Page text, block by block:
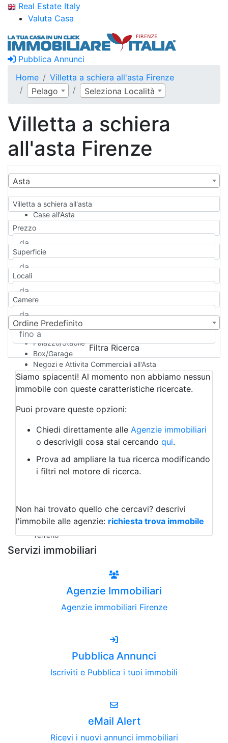
Real Estate Italy
Valuta Casa
Pubblica Annunci
Home
Villetta a schiera all'asta Firenze
Pelago
Seleziona Località
Villetta a schiera
all'asta Firenze
Asta
Villetta a schiera all'asta
Case all'Asta
Qualsiasi
Appartamento
Casa indipendente
Casa Semi-indipendente
Attico/Mansarda
Rustico/Casale
Camera d'Albergo
Multiproprietà
Palazzo/Stabile
Box/Garage
Negozi e Attivita Commerciali all'Asta
Qualsiasi
Attività/Licenza Commerciale
Azienda Agricola
Bar/Ristorante
Albergo
Laboratorio Artigianale
Negozio/locale commerciale
Agriturismo
Magazzini
Qualsiasi
Terreno edificabile
Terreno
Prezzo
Superficie
Locali
Camere
Ordine Predefinito
Filtra Ricerca
Siamo spiacenti! Al momento non abbiamo nessun
immobile con queste caratteristiche ricercate.
Puoi provare queste opzioni:
Chiedi direttamente alle Agenzie immobiliari
o descrivigli cosa stai cercando qui.
Prova ad ampliare la tua ricerca modificando
i filtri nel motore di ricerca.
Non hai trovato quello che cercavi? descrivi
l'immobile alle agenzie: richiesta trova immobile
Servizi immobiliari
Agenzie Immobiliari
Agenzie immobiliari Firenze
Pubblica Annunci
Iscriviti e Pubblica i tuoi immobili
eMail Alert
Ricevi i nuovi annunci immobiliari